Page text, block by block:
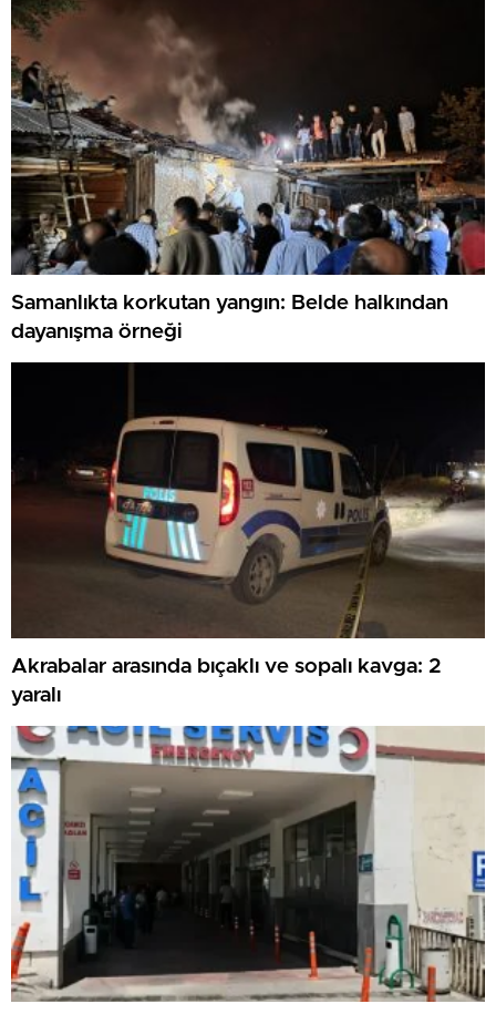
Samanlıkta korkutan yangın: Belde halkından
dayanışma örneği
Akrabalar arasında bıçaklı ve sopalı kavga: 2
yaralı